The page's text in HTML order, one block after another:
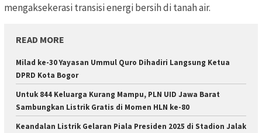
mengaksekerasi transisi energi bersih di tanah air.
READ MORE
Milad ke-30 Yayasan Ummul Quro Dihadiri Langsung Ketua
DPRD Kota Bogor
Untuk 844 Keluarga Kurang Mampu, PLN UID Jawa Barat
Sambungkan Listrik Gratis di Momen HLN ke-80
Keandalan Listrik Gelaran Piala Presiden 2025 di Stadion Jalak